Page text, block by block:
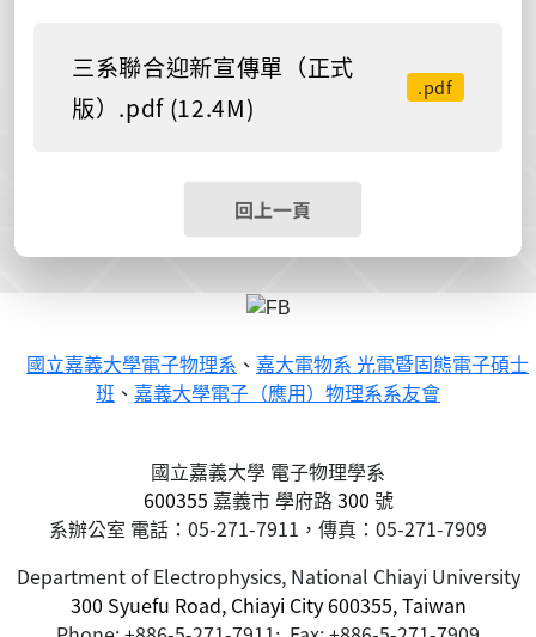
三系聯合迎新宣傳單（正式
版）.pdf (12.4M)
.pdf
回上一頁
國立嘉義大學電子物理系 、 嘉大電物系 光電暨固態電子碩士
班 、 嘉義大學電子（應用）物理系系友會
國立嘉義大學 電子物理學系
600355 嘉義市學府路300 號
系辦公室 電話：05-271-7911，傳真：05-271-7909
Department of Electrophysics, National Chiayi University
300 Syuefu Road, Chiayi City 600355, Taiwan